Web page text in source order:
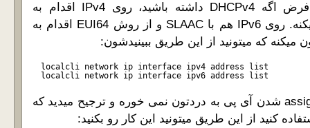
ESXi به صورت پیش فرض اگه DHCPv4 داشته باشید، روی IPv4 اقدام به
دریافت آدرس آی پی میکنه. روی IPv6 هم با SLAAC و از روش EUI64 اقدام به
localcli network ip interface ipv4 address list
localcli network ip interface ipv6 address list
اگه این روش ها برای assign شدن آی پی به دردتون نمی خوره و ترجیح میدید که
کنید از این طریق میتونید این کار رو بکنید: